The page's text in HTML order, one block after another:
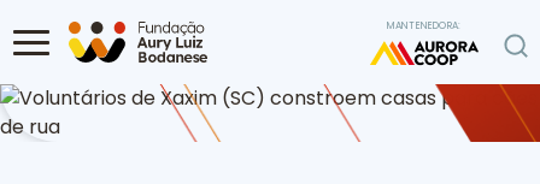
MANTENEDORA: